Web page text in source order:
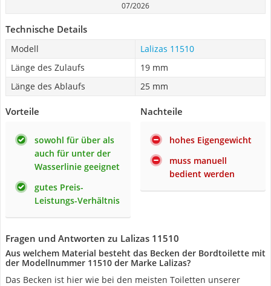
07/2026
Technische Details
Modell
Lalizas 11510
Länge des Zulaufs
19 mm
Länge des Ablaufs
25 mm
Vorteile
sowohl für über als
auch für unter der
Wasserlinie geeignet
gutes Preis-
Leistungs-Verhältnis
Nachteile
hohes Eigengewicht
muss manuell
bedient werden
Fragen und Antworten zu Lalizas 11510
Aus welchem Material besteht das Becken der Bordtoilette mit
der Modellnummer 11510 der Marke Lalizas?
Das Becken ist hier wie bei den meisten Toiletten unserer